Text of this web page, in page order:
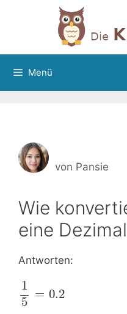
Menü
von Pansie
Wie
eine
Antworten:
1
5
= 0.2